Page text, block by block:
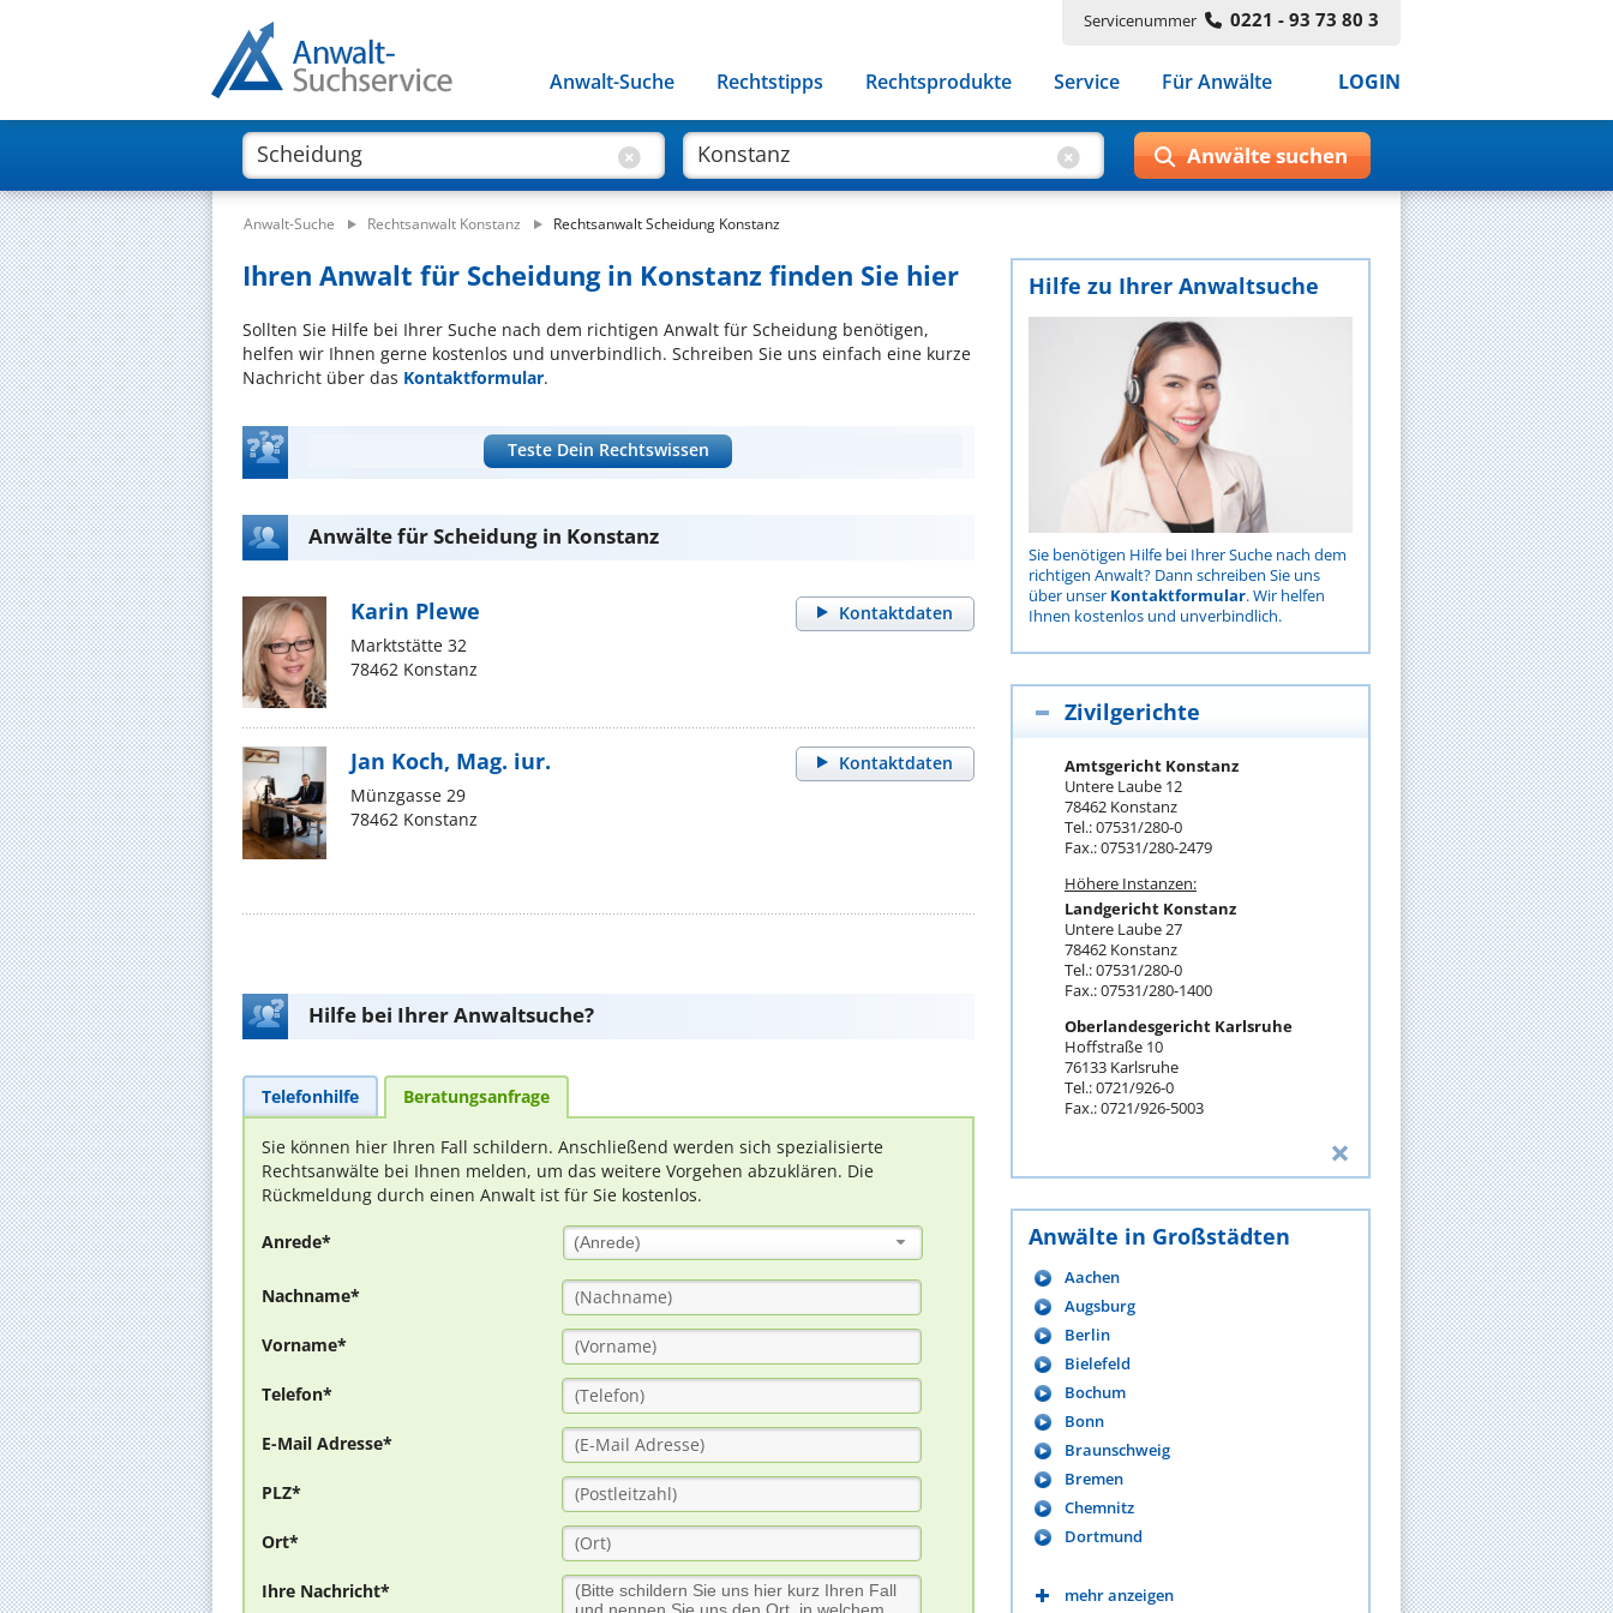
Servicenummer 0221 - 93 73 80 3
Anwalt-Suche Rechtstipps Rechtsprodukte Service Für Anwälte LOGIN
Anwalt-Suche Rechtsanwalt Konstanz Rechtsanwalt Scheidung Konstanz
Ihren Anwalt für Scheidung in Konstanz finden Sie hier
Sollten Sie Hilfe bei Ihrer Suche nach dem richtigen Anwalt für Scheidung benötigen,
helfen wir Ihnen gerne kostenlos und unverbindlich. Schreiben Sie uns einfach eine kurze
Nachricht über das Kontaktformular.
Teste Dein Rechtswissen
Anwälte für Scheidung in Konstanz
Kontaktdaten
Karin Plewe
Marktstätte 32
78462 Konstanz
Kontaktdaten
Jan Koch, Mag. iur.
Münzgasse 29
78462 Konstanz
Hilfe bei Ihrer Anwaltsuche?
Telefonhilfe Beratungsanfrage
Sie können hier Ihren Fall schildern. Anschließend werden sich spezialisierte
Rechtsanwälte bei Ihnen melden, um das weitere Vorgehen abzuklären. Die
Rückmeldung durch einen Anwalt ist für Sie kostenlos.
Anrede* (Anrede)
Nachname*
Vorname*
Telefon*
E-Mail Adresse*
PLZ*
Ort*
Ihre Nachricht*
Hilfe zu Ihrer Anwaltsuche
Sie benötigen Hilfe bei Ihrer Suche nach dem
richtigen Anwalt? Dann schreiben Sie uns
über unser Kontaktformular. Wir helfen
Ihnen kostenlos und unverbindlich.
Zivilgerichte
Amtsgericht Konstanz
Untere Laube 12
78462 Konstanz
Tel.: 07531/280-0
Fax.: 07531/280-2479
Höhere Instanzen:
Landgericht Konstanz
Untere Laube 27
78462 Konstanz
Tel.: 07531/280-0
Fax.: 07531/280-1400
Oberlandesgericht Karlsruhe
Hoffstraße 10
76133 Karlsruhe
Tel.: 0721/926-0
Fax.: 0721/926-5003
Anwälte in Großstädten
Aachen
Augsburg
Berlin
Bielefeld
Bochum
Bonn
Braunschweig
Bremen
Chemnitz
Dortmund
mehr anzeigen